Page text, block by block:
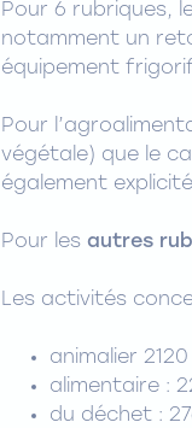
Pour 6 rubriques,
notamment un
équipement
Pour
végétale) que le
également
Pour les autres
Les activités
animalier
alimentaire :
du déchet :